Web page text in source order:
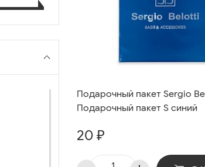
Подарочный пакет Sergio
Подарочный пакет S синий
20 ₽